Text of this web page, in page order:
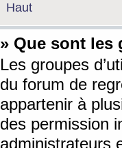
Haut
» Que sont les
Les groupes
du forum de
appartenir à
des permission
administrateurs